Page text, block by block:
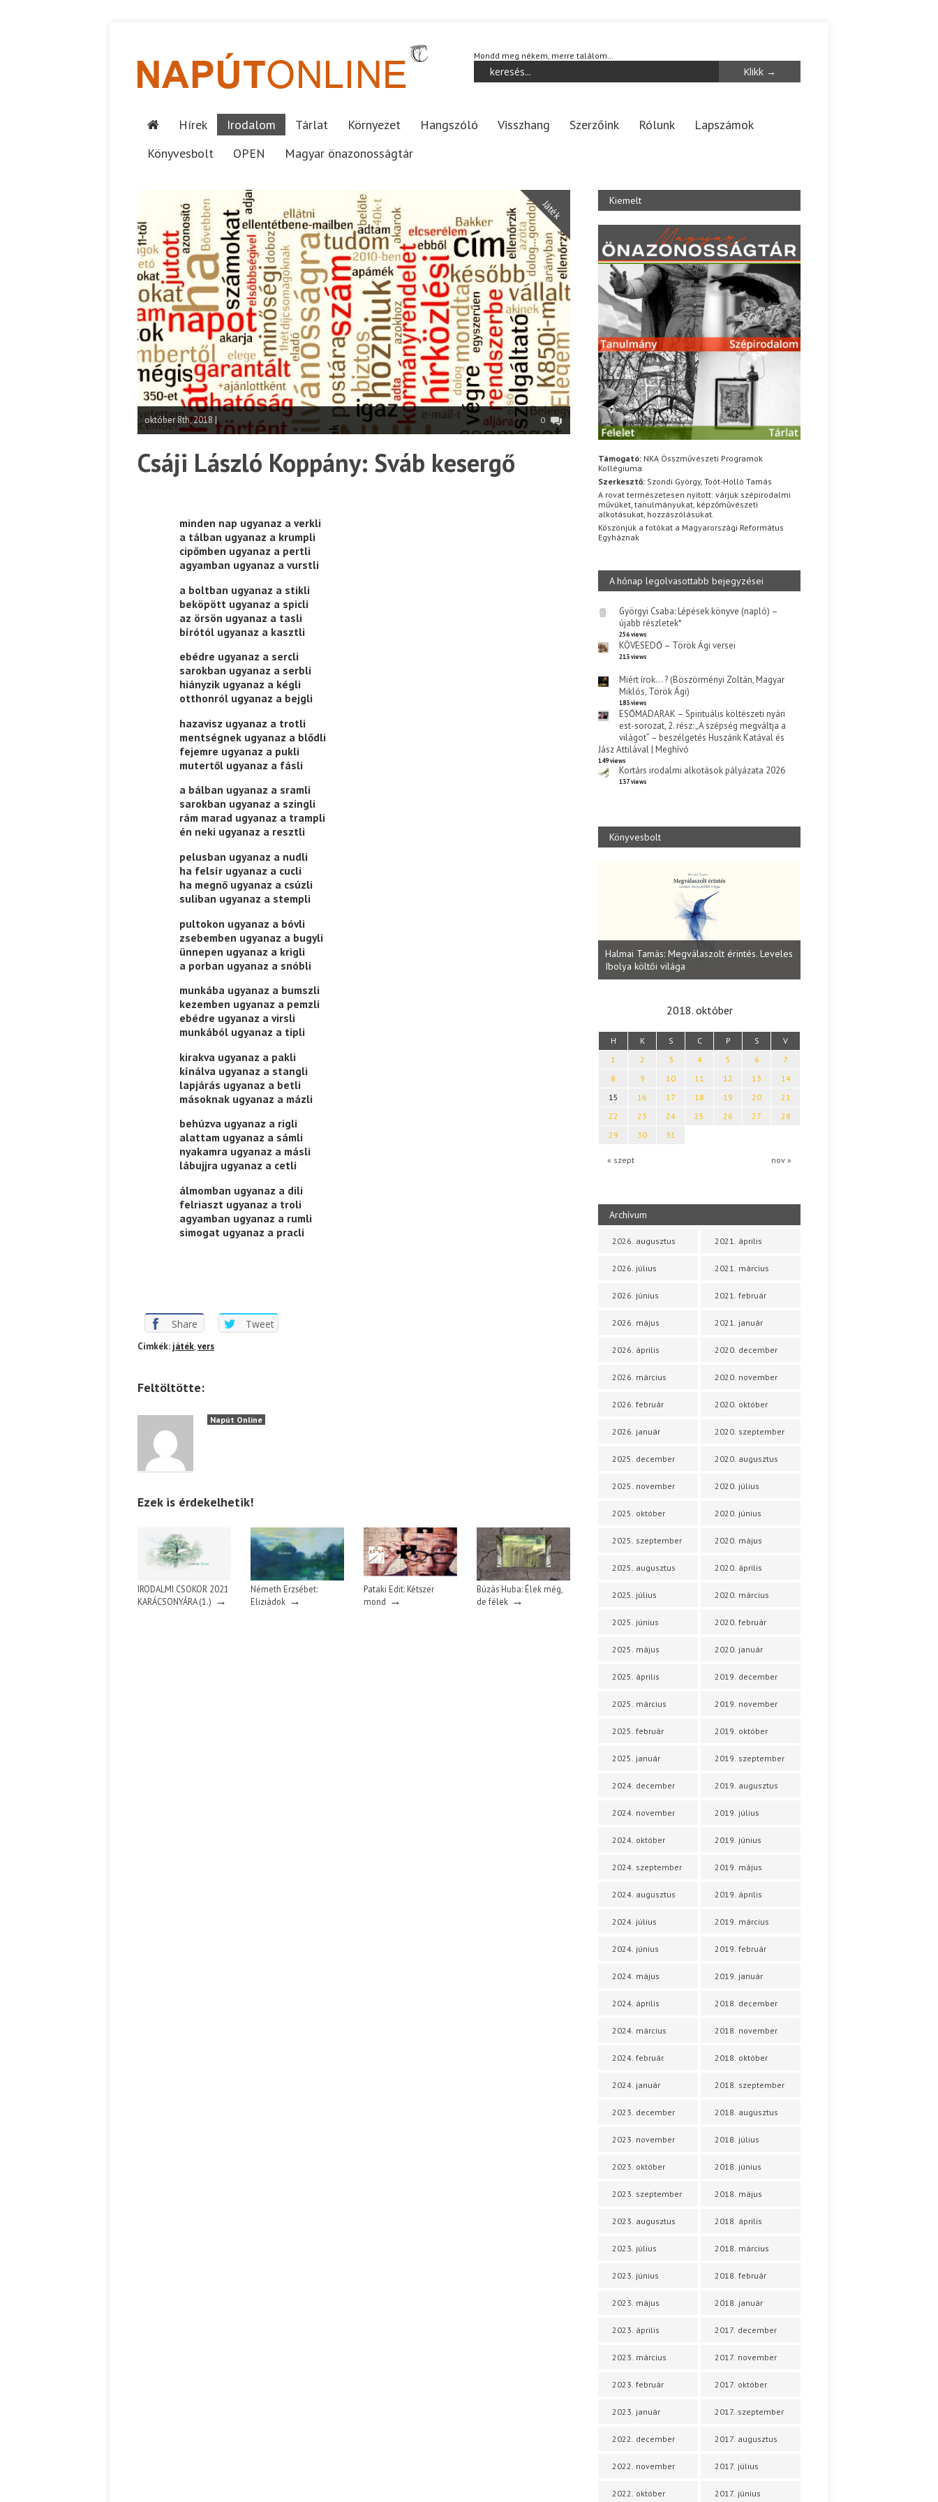
Mondd meg nékem, merre találom…
Hírek Irodalom Tárlat Környezet Hangszóló Visszhang Szerzőink Rólunk
Lapszámok
Könyvesbolt
OPEN Magyar önazonosságtár
Játék
október 8th, 2018 | 0
Csáji László Koppány: Sváb kesergő
minden nap ugyanaz a verkli
a tálban ugyanaz a krumpli
cipőmben ugyanaz a pertli
agyamban ugyanaz a vurstli
a boltban ugyanaz a stikli
beköpött ugyanaz a spicli
az örsön ugyanaz a tasli
bírótól ugyanaz a kasztli
ebédre ugyanaz a sercli
sarokban ugyanaz a serbli
hiányzik ugyanaz a kégli
otthonról ugyanaz a bejgli
hazavisz ugyanaz a trotli
mentségnek ugyanaz a blődli
fejemre ugyanaz a pukli
mutertől ugyanaz a fásli
a bálban ugyanaz a sramli
sarokban ugyanaz a szingli
rám marad ugyanaz a trampli
én neki ugyanaz a resztli
pelusban ugyanaz a nudli
ha felsír ugyanaz a cucli
ha megnő ugyanaz a csúzli
suliban ugyanaz a stempli
pultokon ugyanaz a bóvli
zsebemben ugyanaz a bugyli
ünnepen ugyanaz a krigli
a porban ugyanaz a snóbli
munkába ugyanaz a bumszli
kezemben ugyanaz a pemzli
ebédre ugyanaz a virsli
munkából ugyanaz a tipli
kirakva ugyanaz a pakli
kínálva ugyanaz a stangli
lapjárás ugyanaz a betli
másoknak ugyanaz a mázli
behúzva ugyanaz a rigli
alattam ugyanaz a sámli
nyakamra ugyanaz a másli
lábujjra ugyanaz a cetli
álmomban ugyanaz a dili
felriaszt ugyanaz a troli
agyamban ugyanaz a rumli
simogat ugyanaz a pracli
Share Tweet
Cimkék: játék,vers
Feltöltötte:
Napút Online
Ezek is érdekelhetik!
IRODALMI CSOKOR 2021
KARÁCSONYÁRA (1.) →
Németh Erzsébet:
Eliziádok →
Pataki Edit: Kétszer
mond →
Búzás Huba: Élek még,
de félek →
Kiemelt
Támogató: NKA Összművészeti Programok
Kollégiuma
Szerkesztő: Szondi György, Toót-Holló Tamás
A rovat természetesen nyitott: várjuk szépirodalmi
művüket, tanulmányukat, képzőművészeti
alkotásukat, hozzászólásukat.
Köszönjük a fotókat a Magyarországi Református
Egyháznak
A hónap legolvasottabb bejegyzései
Györgyi Csaba: Lépések könyve (napló) –
újabb részletek*
256 views
KÖVESEDŐ – Török Ági versei
213 views
Miért írok… ? (Böszörményi Zoltán, Magyar
Miklós, Török Ági)
183 views
ESŐMADARAK – Spirituális költészeti nyári
est-sorozat, 2. rész: „A szépség megváltja a
világot” – beszélgetés Huszárik Katával és
Jász Attilával | Meghívó
149 views
Kortárs irodalmi alkotások pályázata 2026
137 views
Könyvesbolt
Káplán Géza: Erotikai kalauz
Halmai Tamás: Megválaszolt érintés. Leveles
Ibolya költői világa
2018. október
H K S C P S V
« szept nov »
1 2 3 4 5 6
7
8
9 10 11 12 13
14
15
16 17 18 19 20
21
22
23 24 25 26 27
28
29
30 31
Archívum
2026. augusztus
2026. július
2026. június
2026. május
2026. április
2026. március
2026. február
2026. január
2025. december
2025. november
2025. október
2025. szeptember
2025. augusztus
2025. július
2025. június
2025. május
2025. április
2025. március
2025. február
2025. január
2024. december
2024. november
2024. október
2024. szeptember
2024. augusztus
2024. július
2024. június
2024. május
2024. április
2024. március
2024. február
2024. január
2023. december
2023. november
2023. október
2023. szeptember
2023. augusztus
2023. július
2023. június
2023. május
2023. április
2023. március
2023. február
2023. január
2022. december
2022. november
2022. október
2021. április
2021. március
2021. február
2021. január
2020. december
2020. november
2020. október
2020. szeptember
2020. augusztus
2020. július
2020. június
2020. május
2020. április
2020. március
2020. február
2020. január
2019. december
2019. november
2019. október
2019. szeptember
2019. augusztus
2019. július
2019. június
2019. május
2019. április
2019. március
2019. február
2019. január
2018. december
2018. november
2018. október
2018. szeptember
2018. augusztus
2018. július
2018. június
2018. május
2018. április
2018. március
2018. február
2018. január
2017. december
2017. november
2017. október
2017. szeptember
2017. augusztus
2017. július
2017. június